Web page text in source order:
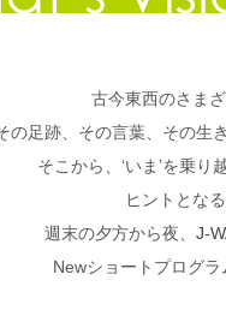
古今東西のさま
の足跡、その言葉、その生
そこから、‘いま’を乗
ヒントとな
週末の夕方から夜、 J-
Newショートプログ